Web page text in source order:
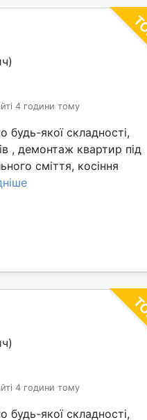
4 години тому
якої складності,
, демонтаж квартир під
сміття, косіння
4 години тому
якої складності,